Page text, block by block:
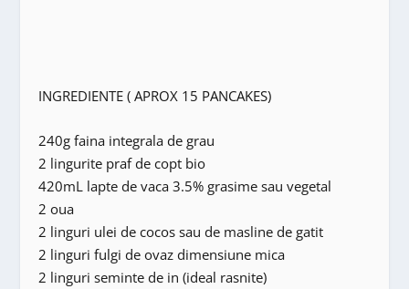
INGREDIENTE ( APROX 15 PANCAKES)
240g faina integrala de grau
2 lingurite praf de copt bio
420mL lapte de vaca 3.5% grasime sau vegetal
2 oua
2 linguri ulei de cocos sau de masline de gatit
2 linguri fulgi de ovaz dimensiune mica
2 linguri seminte de in (ideal rasnite)